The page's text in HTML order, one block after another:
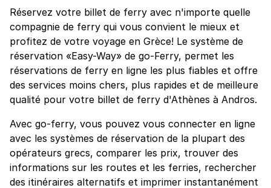
Réservez votre billet de ferry avec n'importe quelle
compagnie de ferry qui vous convient le mieux et
profitez de votre voyage en Grèce! Le système de
réservation «Easy-Way» de go-Ferry, permet les
réservations de ferry en ligne les plus fiables et offre
des services moins chers, plus rapides et de meilleure
qualité pour votre billet de ferry d'Athènes à Andros.
Avec go-ferry, vous pouvez vous connecter en ligne
avec les systèmes de réservation de la plupart des
opérateurs grecs, comparer les prix, trouver des
informations sur les routes et les ferries, rechercher
des itinéraires alternatifs et imprimer instantanément